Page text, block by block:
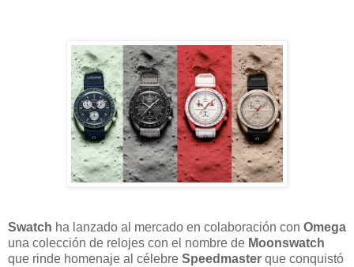
Swatch ha lanzado al mercado en colaboración con Omega
una colección de relojes con el nombre de Moonswatch
que rinde homenaje al célebre Speedmaster que conquistó